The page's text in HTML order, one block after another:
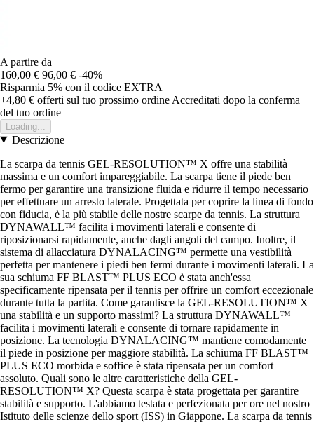
A partire da
160,00 € 96,00 € -40%
Risparmia 5% con il codice EXTRA
+4,80 € offerti sul tuo prossimo ordine Accreditati dopo la conferma
del tuo ordine
Loading...
Descrizione
La scarpa da tennis GEL-RESOLUTION™ X offre una stabilità
massima e un comfort impareggiabile. La scarpa tiene il piede ben
fermo per garantire una transizione fluida e ridurre il tempo necessario
per effettuare un arresto laterale. Progettata per coprire la linea di fondo
con fiducia, è la più stabile delle nostre scarpe da tennis. La struttura
DYNAWALL™ facilita i movimenti laterali e consente di
riposizionarsi rapidamente, anche dagli angoli del campo. Inoltre, il
sistema di allacciatura DYNALACING™ permette una vestibilità
perfetta per mantenere i piedi ben fermi durante i movimenti laterali. La
sua schiuma FF BLAST™ PLUS ECO è stata anch'essa
specificamente ripensata per il tennis per offrire un comfort eccezionale
durante tutta la partita. Come garantisce la GEL-RESOLUTION™ X
una stabilità e un supporto massimi? La struttura DYNAWALL™
facilita i movimenti laterali e consente di tornare rapidamente in
posizione. La tecnologia DYNALACING™ mantiene comodamente
il piede in posizione per maggiore stabilità. La schiuma FF BLAST™
PLUS ECO morbida e soffice è stata ripensata per un comfort
assoluto. Quali sono le altre caratteristiche della GEL-
RESOLUTION™ X? Questa scarpa è stata progettata per garantire
stabilità e supporto. L'abbiamo testata e perfezionata per ore nel nostro
Istituto delle scienze dello sport (ISS) in Giappone. La scarpa da tennis